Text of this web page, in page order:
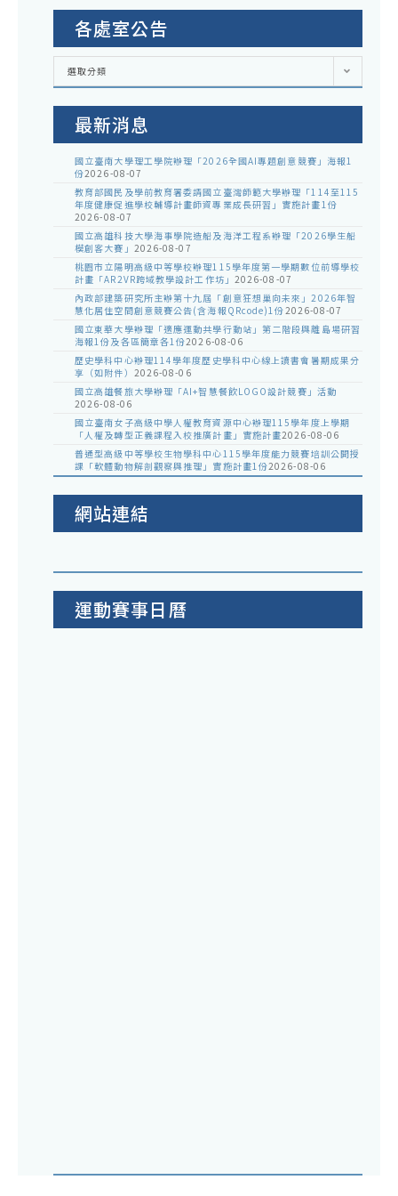
各處室公告
各
室
選取分類
最新消息
國立臺南大學理工學院辦理「2026全國AI專題創意競賽」海報1
份2026-08-07
教育部國民及學前教育署委請國立臺灣師範大學辦理「114至115
年度健康促進學校輔導計畫師資專業成長研習」實施計畫1份
2026-08-07
國立高雄科技大學海事學院造船及海洋工程系辦理「2026學生船
模創客大賽」 2026-08-07
桃園市立陽明高級中等學校辦理115學年度第一學期數位前導學校
計畫「AR2VR跨域教學設計工作坊」 2026-08-07
內政部建築研究所主辦第十九屆「創意狂想巢向未來」2026年智
慧化居住空間創意競賽公告(含海報QRcode)1份2026-08-07
國立東華大學辦理「適應運動共學行動站」第二階段與離島場研習
海報1份及各區簡章各1份2026-08-06
歷史學科中心辦理114學年度歷史學科中心線上讀書會暑期成果分
享（如附件） 2026-08-06
國立高雄餐旅大學辦理「AI+智慧餐飲LOGO設計競賽」活動
2026-08-06
國立臺南女子高級中學人權教育資源中心辦理115學年度上學期
「人權及轉型正義課程入校推廣計畫」實施計畫2026-08-06
普通型高級中等學校生物學科中心115學年度能力競賽培訓公開授
課「軟體動物解剖觀察與推理」實施計畫1份2026-08-06
網站連結
運動賽事日曆